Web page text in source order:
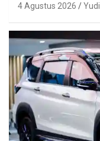
4 Agustus 2026